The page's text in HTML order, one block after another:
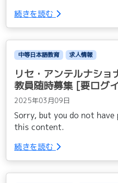
続きを読む
中等日本語教育 求人情報
リセ・アンテルナショ
教員随時募集 [要ログ
2025年03月09日
Sorry, but you do not
this content.
続きを読む